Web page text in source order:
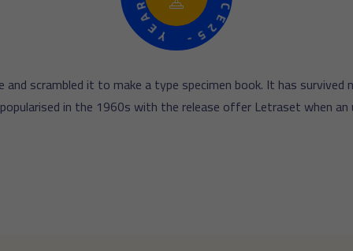
Y
E E
N
C
E
2
-
scrambled it to make a type specimen book. It has
in the 1960s with the release offer Letraset when